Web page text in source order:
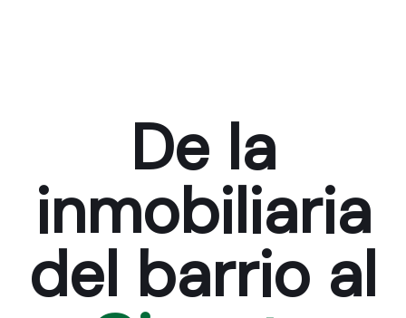
De la
inmobiliaria
del barrio al